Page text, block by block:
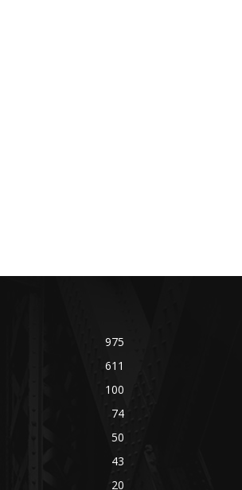
975
611
100
74
50
43
20